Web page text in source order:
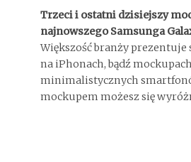
Trzeci i ostatni dzisiejszy
najnowszego Samsunga
Większość branży prezentuje
na iPhonach, bądź
minimalistycznych
mockupem możesz się